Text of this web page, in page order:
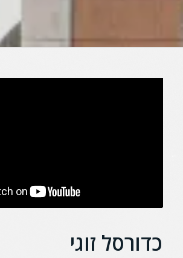
כדורסל זוגי